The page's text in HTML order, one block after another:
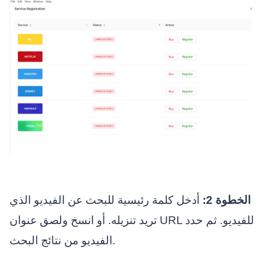
الخطوة 2:
أدخل كلمة رئيسية للبحث عن الفيديو الذي
تريد تنزيله. أو انسخ ولصق عنوان URL للفيديو. ثم حدد
الفيديو من نتائج البحث.